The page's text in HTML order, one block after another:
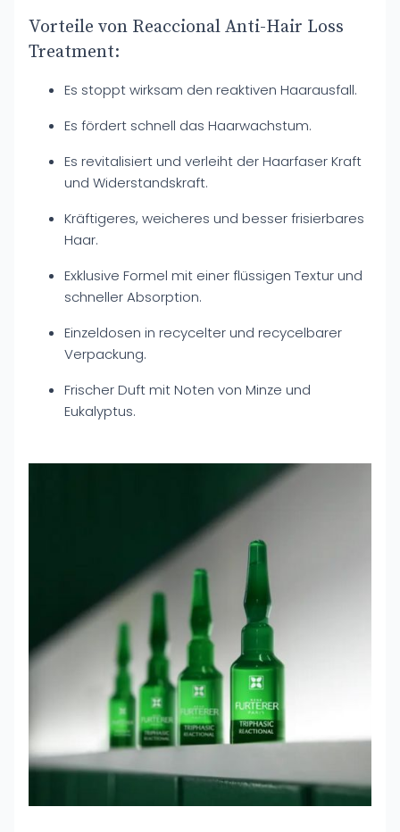
Vorteile von Reaccional Anti-Hair Loss
Treatment:
Es stoppt wirksam den reaktiven Haarausfall.
Es fördert schnell das Haarwachstum.
Es revitalisiert und verleiht der Haarfaser Kraft
und Widerstandskraft.
Kräftigeres, weicheres und besser frisierbares
Haar.
Exklusive Formel mit einer flüssigen Textur und
schneller Absorption.
Einzeldosen in recycelter und recycelbarer
Verpackung.
Frischer Duft mit Noten von Minze und
Eukalyptus.